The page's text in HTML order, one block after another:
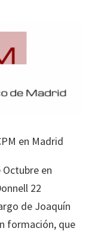
en Madrid
en
22
de Joaquín
formación, que